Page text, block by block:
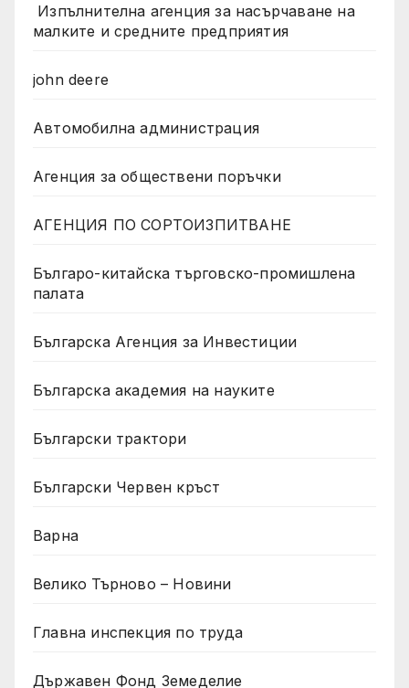
Изпълнителна агенция за насърчаване на
малките и средните предприятия
john deere
Автомобилна администрация
Агенция за обществени поръчки
АГЕНЦИЯ ПО СОРТОИЗПИТВАНЕ
Българо-китайска търговско-промишлена
палата
Българска Агенция за Инвестиции
Българска академия на науките
Български трактори
Български Червен кръст
Варна
Велико Търново – Новини
Главна инспекция по труда
Държавен Фонд Земеделие